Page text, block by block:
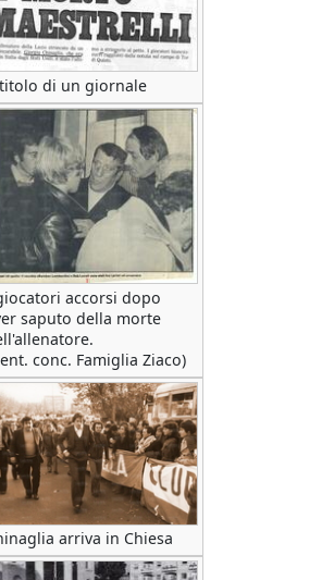
di un giornale
accorsi dopo
saputo della morte
conc. Famiglia Ziaco)
arriva in Chiesa